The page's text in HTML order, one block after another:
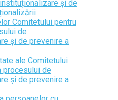
și de
Comitetului pentru
de
și de prevenire a
ale Comitetului
procesului de
și de prevenire a